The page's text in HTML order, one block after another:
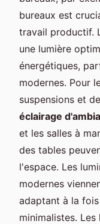
bureaux est
travail productif.
une lumière
énergétiques,
modernes. Pour
suspensions et
éclairage
et les salles à
des tables
l'espace. Les
modernes
adaptant à la
minimalistes.